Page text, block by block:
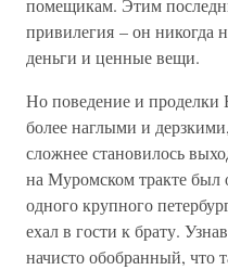
помещикам. Этим
привилегия – он никогда
деньги и ценные вещи.
Но поведение и проделки
более наглыми и
сложнее становилось
на Муромском тракте был
одного крупного
ехал в гости к брату.
начисто обобранный, что